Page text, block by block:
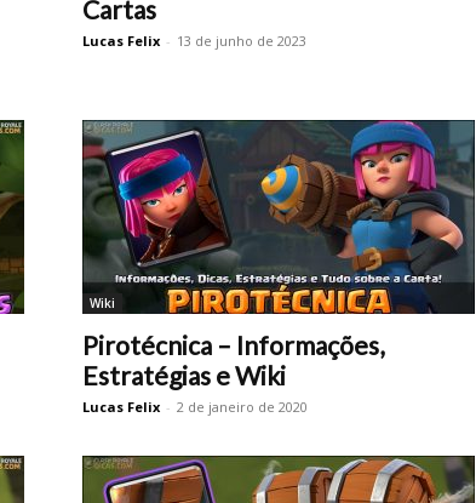
Cartas
Lucas Felix - 13 de junho de 2023
Wiki
Pirotécnica – Informações,
Estratégias e Wiki
Lucas Felix - 2 de janeiro de 2020